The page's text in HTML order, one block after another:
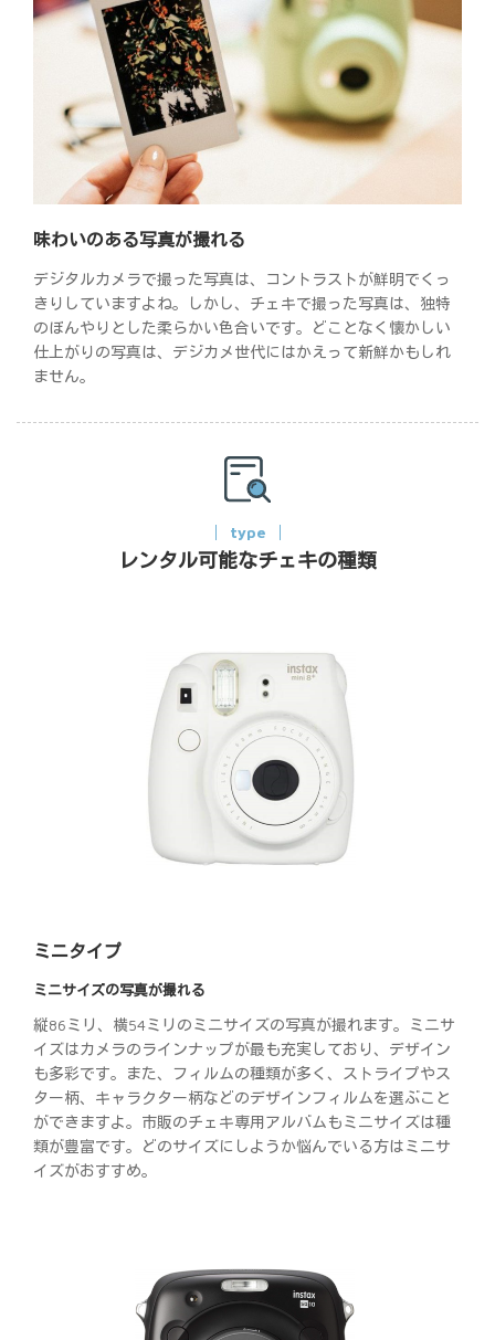
味わいのある写真が撮れる
デジタルカメラで撮った写真は、コントラストが鮮明でくっ
きりしていますよね。しかし、チェキで撮った写真は、独特
のぼんやりとした柔らかい色合いです。どことなく懐かしい
仕上がりの写真は、デジカメ世代にはかえって新鮮かもしれ
ません。
type
レンタル可能なチェキの種類
ミニタイプ
ミニサイズの写真が撮れる
縦86ミリ、横54ミリのミニサイズの写真が撮れます。ミニサ
イズはカメラのラインナップが最も充実しており、デザイン
も多彩です。また、フィルムの種類が多く、ストライプやス
ター柄、キャラクター柄などのデザインフィルムを選ぶこと
ができますよ。市販のチェキ専用アルバムもミニサイズは種
類が豊富です。どのサイズにしようか悩んでいる方はミニサ
イズがおすすめ。